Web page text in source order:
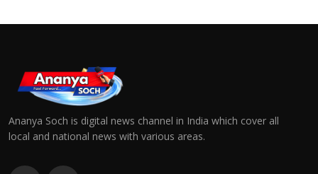
Ananya Soch is digital news channel in India which cover all
local and national news with various areas.